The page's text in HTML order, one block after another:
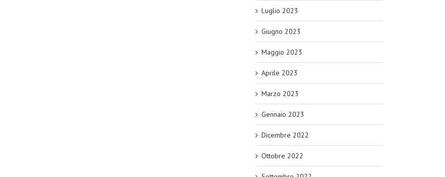
Luglio 2023
Giugno 2023
Maggio 2023
Aprile 2023
Marzo 2023
Gennaio 2023
Dicembre 2022
Ottobre 2022